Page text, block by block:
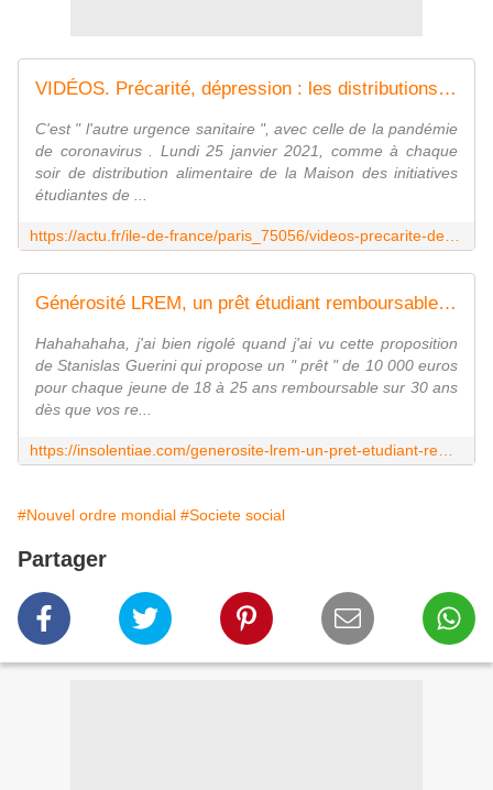
VIDÉOS. Précarité, dépression : les distributions alimentaires pour étudiants prises d'assaut à Paris
C'est " l'autre urgence sanitaire ", avec celle de la pandémie
de coronavirus . Lundi 25 janvier 2021, comme à chaque
soir de distribution alimentaire de la Maison des initiatives
étudiantes de ...
https://actu.fr/ile-de-france/paris_75056/videos-precarite-depression-les-distributions-alimentaires-pour-etudiants-sont-bondees-a-paris_38973976.html
Générosité LREM, un prêt étudiant remboursable sur 30 ans ! - Insolentiae
Hahahahaha, j'ai bien rigolé quand j'ai vu cette proposition
de Stanislas Guerini qui propose un " prêt " de 10 000 euros
pour chaque jeune de 18 à 25 ans remboursable sur 30 ans
dès que vos re...
https://insolentiae.com/generosite-lrem-un-pret-etudiant-remboursable-sur-30-ans/
#Nouvel ordre mondial #Societe social
Partager